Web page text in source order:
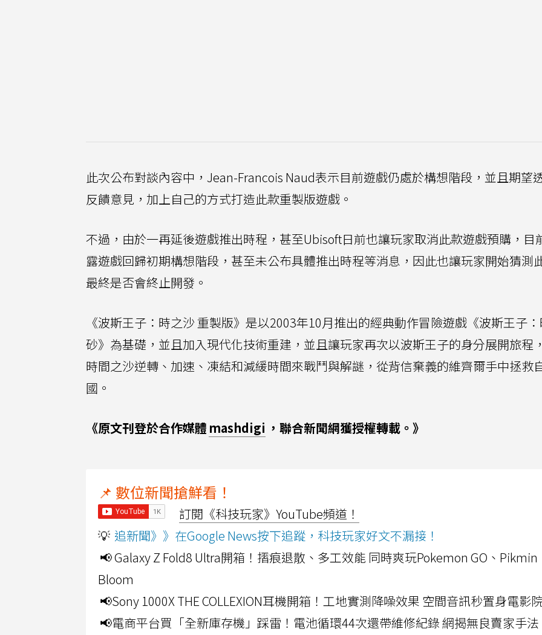
此次公布對談內容中，Jean-Francois Naud表示目前遊戲仍處於構想階段，並且期望
反饋意見，加上自己的方式打造此款重製版遊戲。
不過，由於一再延後遊戲推出時程，甚至Ubisoft日前也讓玩家取消此款遊戲預購，目
露遊戲回歸初期構想階段，甚至未公布具體推出時程等消息，因此也讓玩家開始猜測
最終是否會終止開發。
《波斯王子：時之沙 重製版》是以2003年10月推出的經典動作冒險遊戲《波斯王子
砂》為基礎，並且加入現代化技術重建，並且讓玩家再次以波斯王子的身分展開旅程
時間之沙逆轉、加速、凍結和減緩時間來戰鬥與解謎，從背信棄義的維齊爾手中拯救
國。
《原文刊登於合作媒體 mashdigi ，聯合新聞網獲授權轉載。》
📌 數位新聞搶鮮看！
訂閱《科技玩家》YouTube頻道！
💡 追新聞》》在Google News按下追蹤，科技玩家好文不漏接！
📢 Galaxy Z Fold8 Ultra開箱！摺痕退散、多工效能 同時爽玩Pokemon GO、Pikmin
Bloom
📢Sony 1000X THE COLLEXION耳機開箱！工地實測降噪效果 空間音訊秒置身電影
📢電商平台買「全新庫存機」踩雷！電池循環44次還帶維修紀錄 網揭無良賣家手法